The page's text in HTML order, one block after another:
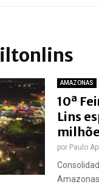
AMAZONAS
10ª
Lins
por Paulo